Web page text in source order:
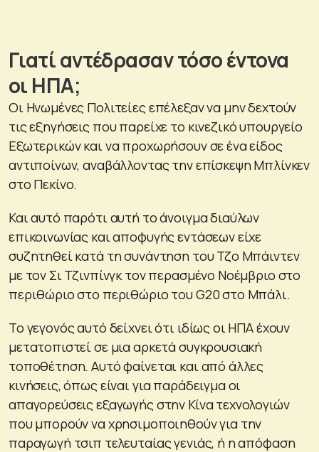
Γιατί αντέδρασαν τόσο έντονα
οι ΗΠΑ;
Οι Ηνωμένες Πολιτείες επέλεξαν να μην δεχτούν
τις εξηγήσεις που παρείχε το κινεζικό υπουργείο
Εξωτερικών και να προχωρήσουν σε ένα είδος
αντιποίνων, αναβάλλοντας την επίσκεψη Μπλίνκεν
στο Πεκίνο.
Και αυτό παρότι αυτή το άνοιγμα διαύλων
επικοινωνίας και αποφυγής εντάσεων είχε
συζητηθεί κατά τη συνάντηση του Τζο Μπάιντεν
με τον Σι Τζινπίνγκ τον περασμένο Νοέμβριο στο
περιθώριο στο περιθώριο του G20 στο Μπάλι.
Το γεγονός αυτό δείχνει ότι ιδίως οι ΗΠΑ έχουν
μετατοπιστεί σε μια αρκετά συγκρουσιακή
τοποθέτηση. Αυτό φαίνεται και από άλλες
κινήσεις, όπως είναι για παράδειγμα οι
απαγορεύσεις εξαγωγής στην Κίνα τεχνολογιών
που μπορούν να χρησιμοποιηθούν για την
παραγωγή τσιπ τελευταίας γενιάς, ή η απόφαση